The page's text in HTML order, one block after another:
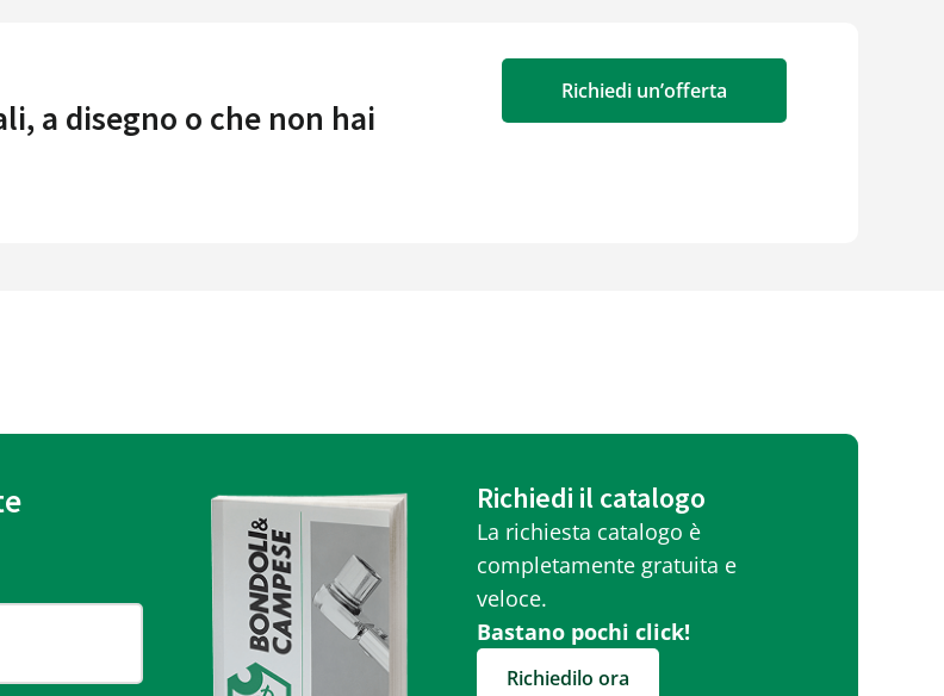
a disegno o che non hai
Richiedi un’offerta
Richiedi il catalogo
La richiesta catalogo è
completamente gratuita e
veloce.
Bastano pochi click!
Richiedilo ora